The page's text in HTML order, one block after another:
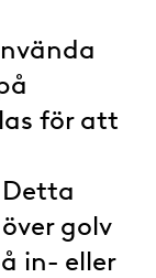
för att
golv
in- eller